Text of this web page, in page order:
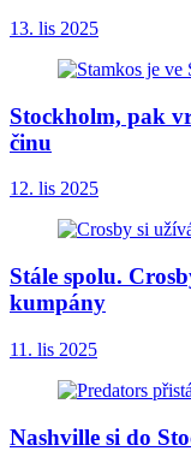
13. lis 2025
Stockholm, pak
činu
12. lis 2025
Stále spolu.
kumpány
11. lis 2025
Nashville si do